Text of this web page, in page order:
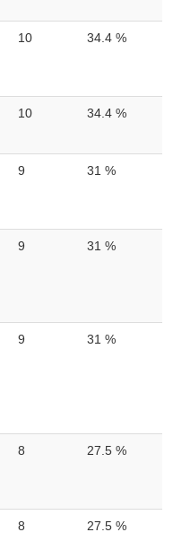
10 34.4 %
10 34.4 %
9 31 %
9 31 %
9 31 %
8 27.5 %
8 27.5 %